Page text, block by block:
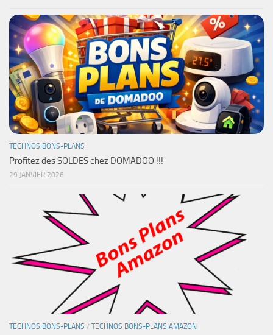
TECHNOS BONS-PLANS
Profitez des SOLDES chez DOMADOO !!!
29 JANVIER 2026
TECHNOS BONS-PLANS / TECHNOS BONS-PLANS AMAZON